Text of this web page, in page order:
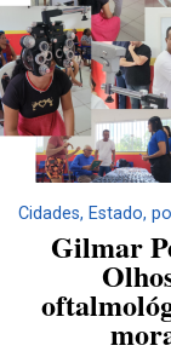
Cidades, Estado,
Gilmar